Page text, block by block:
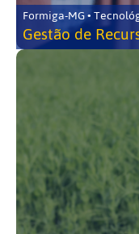
Formiga-MG •
Gestão de